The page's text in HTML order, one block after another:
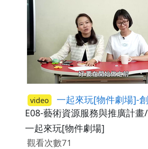
video 一起來玩[物件劇場]-
E08-藝術資源服務與推廣計
一起來玩[物件劇場]
觀看次數71